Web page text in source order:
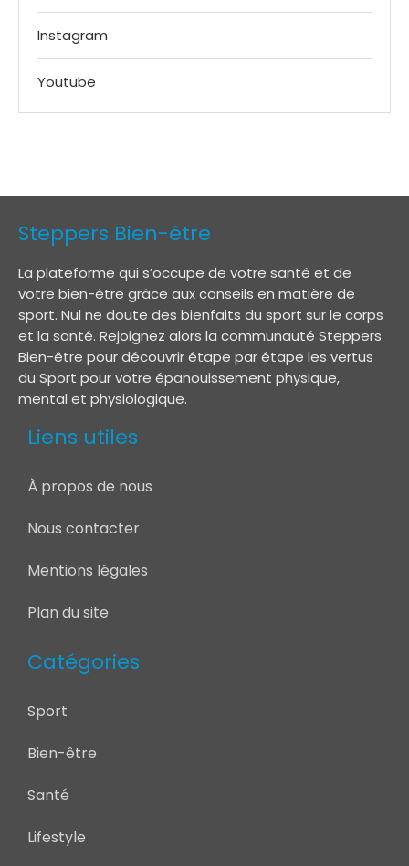
Instagram
Youtube
Steppers Bien-être
La plateforme qui s’occupe de votre santé et de
votre bien-être grâce aux conseils en matière de
sport. Nul ne doute des bienfaits du sport sur le corps
et la santé. Rejoignez alors la communauté Steppers
Bien-être pour découvrir étape par étape les vertus
du Sport pour votre épanouissement physique,
mental et physiologique.
Liens utiles
À propos de nous
Nous contacter
Mentions légales
Plan du site
Catégories
Sport
Bien-être
Santé
Lifestyle